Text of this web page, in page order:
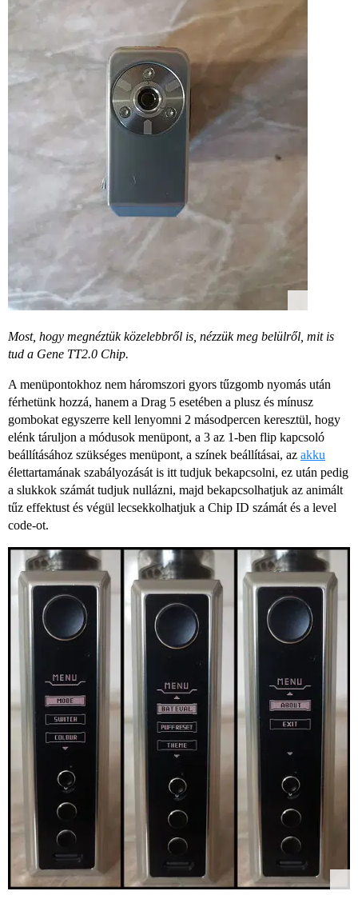
Most, hogy megnéztük közelebbről is, nézzük meg belülről, mit is
tud a Gene TT2.0 Chip.
A menüpontokhoz nem háromszori gyors tűzgomb nyomás után
férhetünk hozzá, hanem a Drag 5 esetében a plusz és mínusz
gombokat egyszerre kell lenyomni 2 másodpercen keresztül, hogy
elénk táruljon a módusok menüpont, a 3 az 1-ben flip kapcsoló
beállításához szükséges menüpont, a színek beállításai, az akku
élettartamának szabályozását is itt tudjuk bekapcsolni, ez után pedig
a slukkok számát tudjuk nullázni, majd bekapcsolhatjuk az animált
tűz effektust és végül lecsekkolhatjuk a Chip ID számát és a level
code-ot.